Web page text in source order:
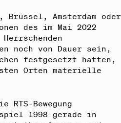
Amsterdam oder
des im Mai 2022
noch von Dauer sein,
festgesetzt hatten,
Orten materielle
Bewegung
1998 gerade in